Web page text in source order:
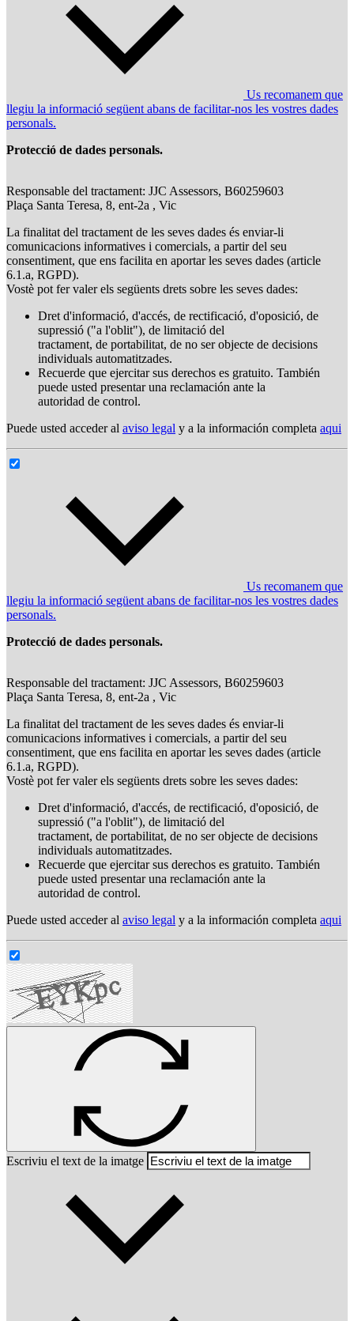
Us recomanem que
llegiu la informació següent abans de facilitar-nos les vostres dades
personals.
Protecció de dades personals.
Responsable del tractament: JJC Assessors, B60259603
Plaça Santa Teresa, 8, ent-2a , Vic
La finalitat del tractament de les seves dades és enviar-li
comunicacions informatives i comercials, a partir del seu
consentiment, que ens facilita en aportar les seves dades (article
6.1.a, RGPD).
Vostè pot fer valer els següents drets sobre les seves dades:
Dret d'informació, d'accés, de rectificació, d'oposició, de
supressió ("a l'oblit"), de limitació del
tractament, de portabilitat, de no ser objecte de decisions
individuals automatitzades.
Recuerde que ejercitar sus derechos es gratuito. También
puede usted presentar una reclamación ante la
autoridad de control.
Puede usted acceder al aviso legal y a la información completa aqui
Us recomanem que
llegiu la informació següent abans de facilitar-nos les vostres dades
personals.
Protecció de dades personals.
Responsable del tractament: JJC Assessors, B60259603
Plaça Santa Teresa, 8, ent-2a , Vic
La finalitat del tractament de les seves dades és enviar-li
comunicacions informatives i comercials, a partir del seu
consentiment, que ens facilita en aportar les seves dades (article
6.1.a, RGPD).
Vostè pot fer valer els següents drets sobre les seves dades:
Dret d'informació, d'accés, de rectificació, d'oposició, de
supressió ("a l'oblit"), de limitació del
tractament, de portabilitat, de no ser objecte de decisions
individuals automatitzades.
Recuerde que ejercitar sus derechos es gratuito. También
puede usted presentar una reclamación ante la
autoridad de control.
Puede usted acceder al aviso legal y a la información completa aqui
Escriviu el text de la imatge